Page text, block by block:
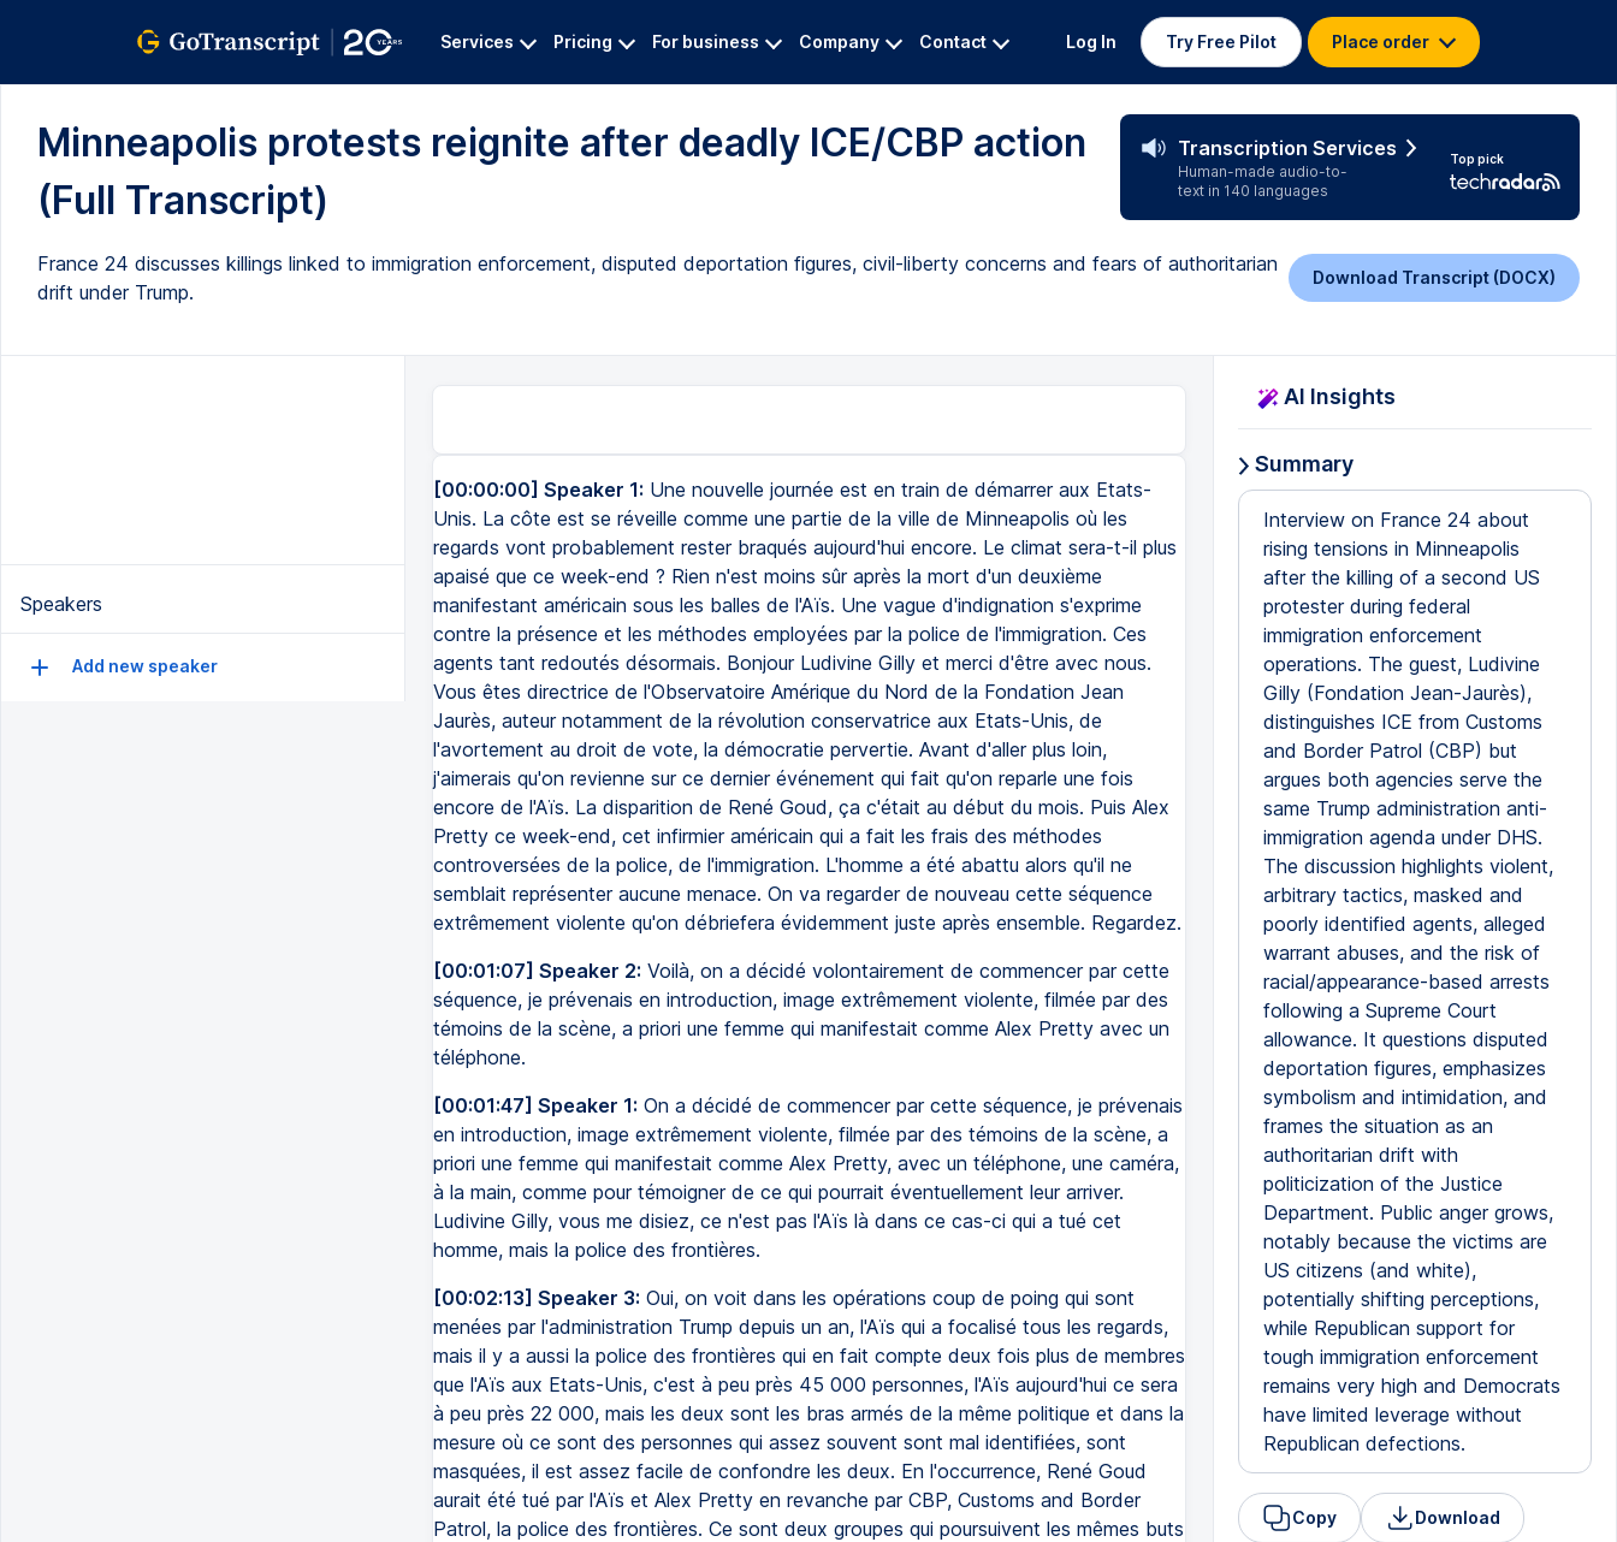
Services Pricing For business Company Contact Log In Try Free Pilot Place order
Minneapolis protests reignite after deadly ICE/CBP action
(Full Transcript)
Transcription Services
Human-made audio-to-
text in 140 languages
Top pick
France 24 discusses killings linked to immigration enforcement, disputed deportation figures, civil-liberty concerns and fears of authoritarian
drift under Trump.
Download Transcript (DOCX)
Speakers
Add new speaker
[00:00:00] Speaker 1: Une nouvelle journée est en train de démarrer aux Etats-
Unis. La côte est se réveille comme une partie de la ville de Minneapolis où les
regards vont probablement rester braqués aujourd'hui encore. Le climat sera-t-il plus
apaisé que ce week-end ? Rien n'est moins sûr après la mort d'un deuxième
manifestant américain sous les balles de l'Aïs. Une vague d'indignation s'exprime
contre la présence et les méthodes employées par la police de l'immigration. Ces
agents tant redoutés désormais. Bonjour Ludivine Gilly et merci d'être avec nous.
Vous êtes directrice de l'Observatoire Amérique du Nord de la Fondation Jean
Jaurès, auteur notamment de la révolution conservatrice aux Etats-Unis, de
l'avortement au droit de vote, la démocratie pervertie. Avant d'aller plus loin,
j'aimerais qu'on revienne sur ce dernier événement qui fait qu'on reparle une fois
encore de l'Aïs. La disparition de René Goud, ça c'était au début du mois. Puis Alex
Pretty ce week-end, cet infirmier américain qui a fait les frais des méthodes
controversées de la police, de l'immigration. L'homme a été abattu alors qu'il ne
semblait représenter aucune menace. On va regarder de nouveau cette séquence
extrêmement violente qu'on débriefera évidemment juste après ensemble. Regardez.
[00:01:07] Speaker 2: Voilà, on a décidé volontairement de commencer par cette
séquence, je prévenais en introduction, image extrêmement violente, filmée par des
témoins de la scène, a priori une femme qui manifestait comme Alex Pretty avec un
téléphone.
[00:01:47] Speaker 1: On a décidé de commencer par cette séquence, je prévenais
en introduction, image extrêmement violente, filmée par des témoins de la scène, a
priori une femme qui manifestait comme Alex Pretty, avec un téléphone, une caméra,
à la main, comme pour témoigner de ce qui pourrait éventuellement leur arriver.
Ludivine Gilly, vous me disiez, ce n'est pas l'Aïs là dans ce cas-ci qui a tué cet
homme, mais la police des frontières.
[00:02:13] Speaker 3: Oui, on voit dans les opérations coup de poing qui sont
menées par l'administration Trump depuis un an, l'Aïs qui a focalisé tous les regards,
mais il y a aussi la police des frontières qui en fait compte deux fois plus de membres
que l'Aïs aux Etats-Unis, c'est à peu près 45 000 personnes, l'Aïs aujourd'hui ce sera
à peu près 22 000, mais les deux sont les bras armés de la même politique et dans la
mesure où ce sont des personnes qui assez souvent sont mal identifiées, sont
masquées, il est assez facile de confondre les deux. En l'occurrence, René Goud
aurait été tué par l'Aïs et Alex Pretty en revanche par CBP, Customs and Border
Patrol, la police des frontières. Ce sont deux groupes qui poursuivent les mêmes buts
AI Insights
Summary
Interview on France 24 about
rising tensions in Minneapolis
after the killing of a second US
protester during federal
immigration enforcement
operations. The guest, Ludivine
Gilly (Fondation Jean-Jaurès),
distinguishes ICE from Customs
and Border Patrol (CBP) but
argues both agencies serve the
same Trump administration anti-
immigration agenda under DHS.
The discussion highlights violent,
arbitrary tactics, masked and
poorly identified agents, alleged
warrant abuses, and the risk of
racial/appearance-based arrests
following a Supreme Court
allowance. It questions disputed
deportation figures, emphasizes
symbolism and intimidation, and
frames the situation as an
authoritarian drift with
politicization of the Justice
Department. Public anger grows,
notably because the victims are
US citizens (and white),
potentially shifting perceptions,
while Republican support for
tough immigration enforcement
remains very high and Democrats
have limited leverage without
Republican defections.
Copy Download